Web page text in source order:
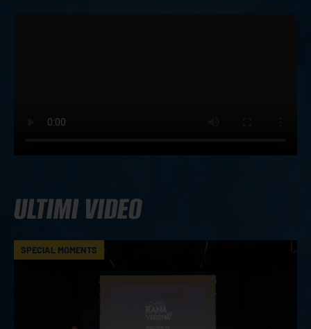
ULTIMI VIDEO
SPECIAL MOMENTS